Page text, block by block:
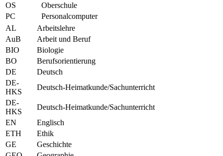
OS
Oberschule
PC
Personalcomputer
AL
Arbeitslehre
AuB
Arbeit und Beruf
BIO
Biologie
BO
Berufsorientierung
DE
Deutsch
DE-
HKS
Deutsch-Heimatkunde/Sachunterricht
DE-
HKS
Deutsch-Heimatkunde/Sachunterricht
EN
Englisch
ETH
Ethik
GE
Geschichte